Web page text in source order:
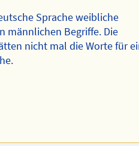
Sprache weibliche
männlichen Begriffe. Die
nicht mal die Worte für